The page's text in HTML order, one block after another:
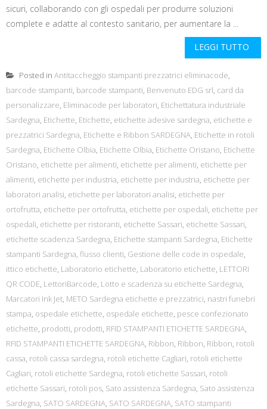
sicuri, collaborando con gli ospedali per produrre soluzioni
complete e adatte al contesto sanitario, per aumentare la ...
LEGGI TUTTO
Posted in Antitaccheggio stampanti prezzatrici eliminacode,
barcode stampanti, barcode stampanti, Benvenuto EDG srl, card da
personalizzare, Eliminacode per laboratori, Etichettatura industriale
Sardegna, Etichette, Etichette, etichette adesive sardegna, etichette e
prezzatrici Sardegna, Etichette e Ribbon SARDEGNA, Etichette in rotoli
Sardegna, Etichette Olbia, Etichette Olbia, Etichette Oristano, Etichette
Oristano, etichette per alimenti, etichette per alimenti, etichette per
alimenti, etichette per industria, etichette per industria, etichette per
laboratori analisi, etichette per laboratori analisi, etichette per
ortofrutta, etichette per ortofrutta, etichette per ospedali, etichette per
ospedali, etichette per ristoranti, etichette Sassari, etichette Sassari,
etichette scadenza Sardegna, Etichette stampanti Sardegna, Etichette
stampanti Sardegna, flusso clienti, Gestione delle code in ospedale,
ittico etichette, Laboratorio etichette, Laboratorio etichette, LETTORI
QR CODE, LettoriBarcode, Lotto e scadenza su etichette Sardegna,
Marcatori Ink Jet, METO Sardegna etichette e prezzatrici, nastri funebri
stampa, ospedale etichette, ospedale etichette, pesce confezionato
etichette, prodotti, prodotti, RFID STAMPANTI ETICHETTE SARDEGNA,
RFID STAMPANTI ETICHETTE SARDEGNA, Ribbon, Ribbon, Ribbon, rotoli
cassa, rotoli cassa sardegna, rotoli etichette Cagliari, rotoli etichette
Cagliari, rotoli etichette Sardegna, rotoli etichette Sassari, rotoli
etichette Sassari, rotoli pos, Sato assistenza Sardegna, Sato assistenza
Sardegna, SATO SARDEGNA, SATO SARDEGNA, SATO stampanti